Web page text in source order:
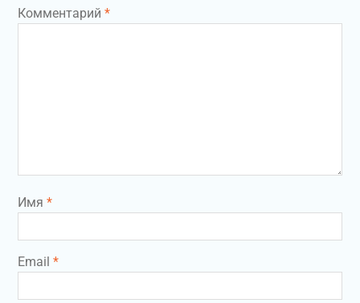
Комментарий *
Имя *
Email *